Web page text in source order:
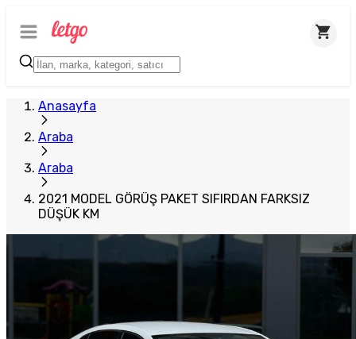
Anasayfa
Araba
Araba
2021 MODEL GÖRÜŞ PAKET SIFIRDAN FARKSIZ
DÜŞÜK KM